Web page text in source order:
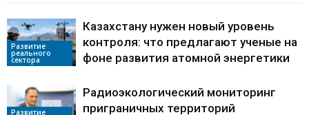
Развитие
реального
сектора
Казахстану нужен новый уровень
контроля: что предлагают ученые на
фоне развития атомной энергетики
Развитие
Радиоэкологический мониторинг
приграничных территорий